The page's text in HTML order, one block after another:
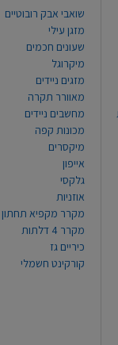
שואבי אבק רובוטיים
מזגן עילי
שעונים חכמים
מיקרוגל
מזגים ניידים
מאוורר תקרה
מחשבים ניידים
מכונות קפה
מיקסרים
אייפון
גלקסי
אוזניות
מקרר מקפיא תחתון
מקרר 4 דלתות
כיריים גז
קורקינט חשמלי